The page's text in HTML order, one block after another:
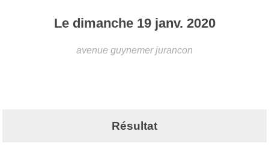
Le dimanche 19 janv. 2020
avenue guynemer jurancon
Résultat